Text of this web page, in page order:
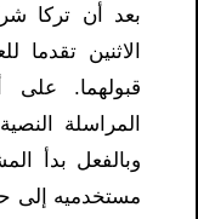
الاثنين
قبولهما. على
وبالفعل بدأ